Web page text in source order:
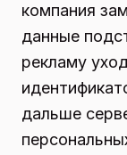
компания
данные
рекламу
дальше